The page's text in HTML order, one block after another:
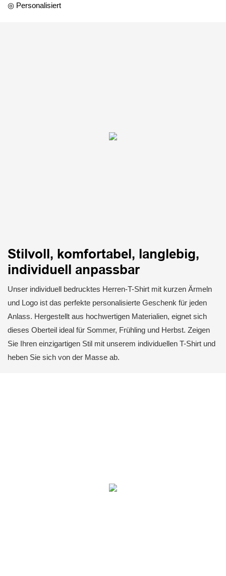
◎ Personalisiert
Stilvoll, komfortabel, langlebig,
individuell anpassbar
Unser individuell bedrucktes Herren-T-Shirt mit kurzen Ärmeln
und Logo ist das perfekte personalisierte Geschenk für jeden
Anlass. Hergestellt aus hochwertigen Materialien, eignet sich
dieses Oberteil ideal für Sommer, Frühling und Herbst. Zeigen
Sie Ihren einzigartigen Stil mit unserem individuellen T-Shirt und
heben Sie sich von der Masse ab.